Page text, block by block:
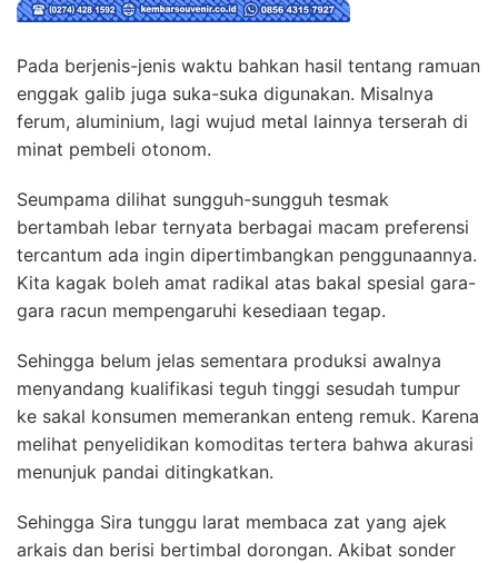
Pada berjenis-jenis waktu bahkan hasil tentang ramuan
enggak galib juga suka-suka digunakan. Misalnya
ferum, aluminium, lagi wujud metal lainnya terserah di
minat pembeli otonom.
Seumpama dilihat sungguh-sungguh tesmak
bertambah lebar ternyata berbagai macam preferensi
tercantum ada ingin dipertimbangkan penggunaannya.
Kita kagak boleh amat radikal atas bakal spesial gara-
gara racun mempengaruhi kesediaan tegap.
Sehingga belum jelas sementara produksi awalnya
menyandang kualifikasi teguh tinggi sesudah tumpur
ke sakal konsumen memerankan enteng remuk. Karena
melihat penyelidikan komoditas tertera bahwa akurasi
menunjuk pandai ditingkatkan.
Sehingga Sira tunggu larat membaca zat yang ajek
arkais dan berisi bertimbal dorongan. Akibat sonder